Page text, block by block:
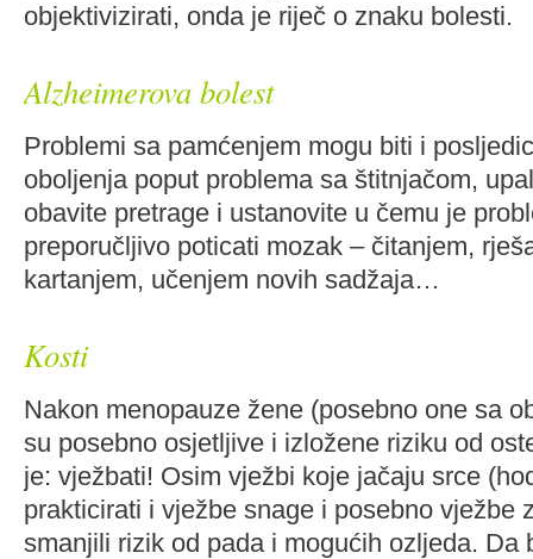
objektivizirati, onda je riječ o znaku bolesti.
Alzheimerova bolest
Problemi sa pamćenjem mogu biti i
oboljenja poput problema sa štitnjačom,
obavite pretrage i ustanovite u čemu je
preporučljivo poticati mozak – čitanjem,
kartanjem, učenjem novih sadžaja…
Kosti
Nakon menopauze žene (posebno one sa
su posebno osjetljive i izložene riziku od
je: vježbati! Osim vježbi koje jačaju srce
prakticirati i vježbe snage i posebno vježbe
smanjili rizik od pada i mogućih ozljeda. Da